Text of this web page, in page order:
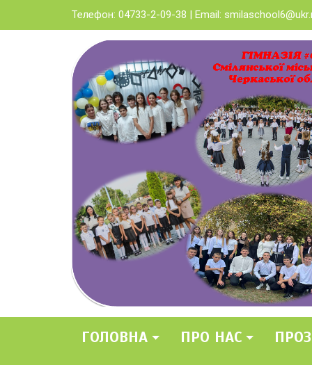
to
Телефон: 04733-2-09-38 | Email:
ГОЛОВНА ПРО НАС